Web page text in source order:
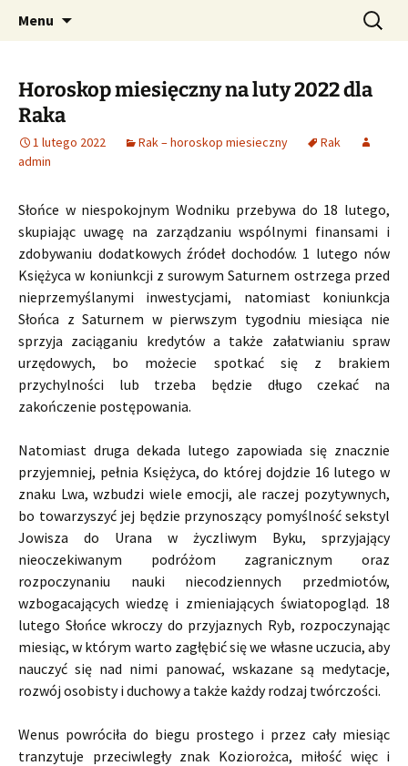
CzaroMarowy horoskop
dzienny, miesięczny i
tygodniowy
Profesjonalne przepowiednie astrologiczne
Menu Szukaj:
Horoskop miesięczny na luty 2022 dla
Raka
1 lutego 2022 Rak – horoskop miesieczny
Rak
admin
Słońce w niespokojnym Wodniku przebywa do 18 lutego,
skupiając uwagę na zarządzaniu wspólnymi finansami i
zdobywaniu dodatkowych źródeł dochodów. 1 lutego nów
Księżyca w koniunkcji z surowym Saturnem ostrzega przed
nieprzemyślanymi inwestycjami, natomiast koniunkcja
Słońca z Saturnem w pierwszym tygodniu miesiąca nie
sprzyja zaciąganiu kredytów a także załatwianiu spraw
urzędowych, bo możecie spotkać się z brakiem
przychylności lub trzeba będzie długo czekać na
zakończenie postępowania.
Natomiast druga dekada lutego zapowiada się znacznie
przyjemniej, pełnia Księżyca, do której dojdzie 16 lutego w
znaku Lwa, wzbudzi wiele emocji, ale raczej pozytywnych,
bo towarzyszyć jej będzie przynoszący pomyślność sekstyl
Jowisza do Urana w życzliwym Byku, sprzyjający
nieoczekiwanym podróżom zagranicznym oraz
rozpoczynaniu nauki niecodziennych przedmiotów,
wzbogacających wiedzę i zmieniających światopogląd. 18
lutego Słońce wkroczy do przyjaznych Ryb, rozpoczynając
miesiąc, w którym warto zagłębić się we własne uczucia, aby
nauczyć się nad nimi panować, wskazane są medytacje,
rozwój osobisty i duchowy a także każdy rodzaj twórczości.
Wenus powróciła do biegu prostego i przez cały miesiąc
tranzytuje przeciwległy znak Koziorożca, miłość więc i